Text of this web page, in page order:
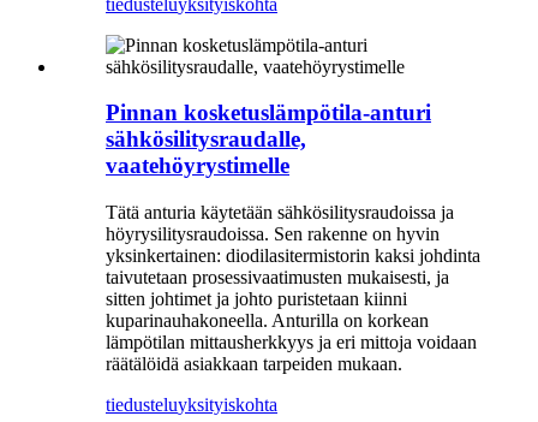
Pinnan kosketuslämpötila-anturi
sähkösilitysraudalle,
vaatehöyrystimelle
Tätä anturia käytetään sähkösilitysraudoissa ja
höyrysilitysraudoissa. Sen rakenne on hyvin
yksinkertainen: diodilasitermistorin kaksi johdinta
taivutetaan prosessivaatimusten mukaisesti, ja
sitten johtimet ja johto puristetaan kiinni
kuparinauhakoneella. Anturilla on korkean
lämpötilan mittausherkkyys ja eri mittoja voidaan
räätälöidä asiakkaan tarpeiden mukaan.
tiedusteluyksityiskohta